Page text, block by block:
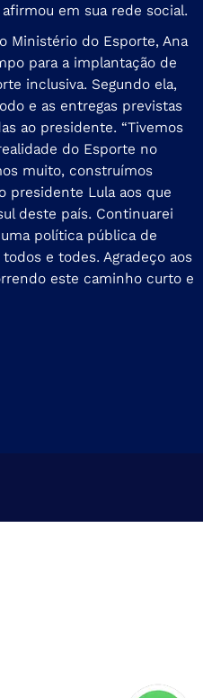
em sua rede social.
Ministério do Esporte, Ana
para a implantação de
inclusiva. Segundo ela,
e as entregas previstas
ao presidente. “Tivemos
do Esporte no
muito, construímos
presidente Lula aos que
deste país. Continuarei
política pública de
e todes. Agradeço aos
este caminho curto e